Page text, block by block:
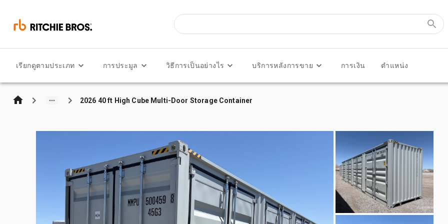
เรียกดูตามประเภท การประมูล วิธีการเป็นอย่างไร บริการหลังการขาย การเงิน ตำแหน่ง
2026 40 ft High Cube Multi-Door Storage Container